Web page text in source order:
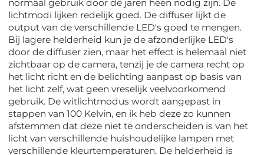
normaal gebruik door de jaren heen nodig zijn. De
lichtmodi lijken redelijk goed. De diffuser lijkt de
output van de verschillende LED's goed te mengen.
Bij lagere helderheid kun je de afzonderlijke LED's
door de diffuser zien, maar het effect is helemaal niet
zichtbaar op de camera, tenzij je de camera recht op
het licht richt en de belichting aanpast op basis van
het licht zelf, wat geen vreselijk veelvoorkomend
gebruik. De witlichtmodus wordt aangepast in
stappen van 100 Kelvin, en ik heb deze zo kunnen
afstemmen dat deze niet te onderscheiden is van het
licht van verschillende huishoudelijke lampen met
verschillende kleurtemperaturen. De helderheid is